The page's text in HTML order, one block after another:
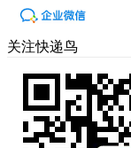
关注快递鸟